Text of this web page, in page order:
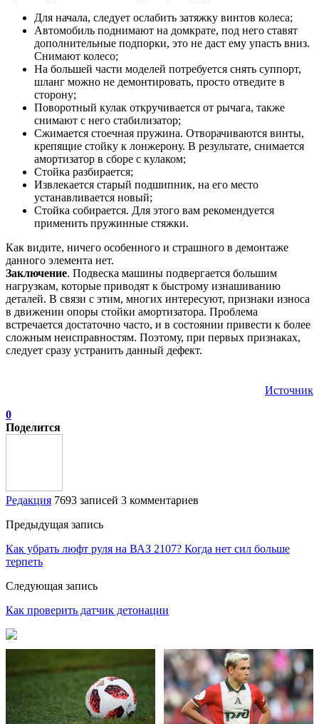
Для начала, следует ослабить затяжку винтов колеса;
Автомобиль поднимают на домкрате, под него ставят
дополнительные подпорки, это не даст ему упасть вниз.
Снимают колесо;
На большей части моделей потребуется снять суппорт,
шланг можно не демонтировать, просто отведите в
сторону;
Поворотный кулак откручивается от рычага, также
снимают с него стабилизатор;
Сжимается стоечная пружина. Отворачиваются винты,
крепящие стойку к лонжерону. В результате, снимается
амортизатор в сборе с кулаком;
Стойка разбирается;
Извлекается старый подшипник, на его место
устанавливается новый;
Стойка собирается. Для этого вам рекомендуется
применить пружинные стяжки.
Как видите, ничего особенного и страшного в демонтаже
данного элемента нет.
Заключение. Подвеска машины подвергается большим
нагрузкам, которые приводят к быстрому изнашиванию
деталей. В связи с этим, многих интересуют, признаки износа
в движении опоры стойки амортизатора. Проблема
встречается достаточно часто, и в состоянии привести к более
сложным неисправностям. Поэтому, при первых признаках,
следует сразу устранить данный дефект.
Источник
0
Поделится
Редакция 7693 записей 3 комментариев
Предыдущая запись
Как убрать люфт руля на ВАЗ 2107? Когда нет сил больше
терпеть
Следующая запись
Как проверить датчик детонации